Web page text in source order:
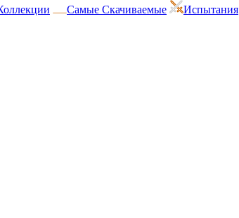
Самые Скачиваемые Испытания